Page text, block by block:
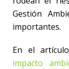
Gestión
importantes.
En el artículo
impacto